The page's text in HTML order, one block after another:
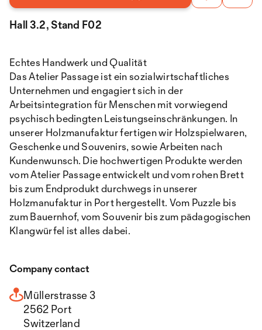
Hall 3.2, Stand F02
Echtes Handwerk und Qualität
Das Atelier Passage ist ein sozialwirtschaftliches
Unternehmen und engagiert sich in der
Arbeitsintegration für Menschen mit vorwiegend
psychisch bedingten Leistungseinschränkungen. In
unserer Holzmanufaktur fertigen wir Holzspielwaren,
Geschenke und Souvenirs, sowie Arbeiten nach
Kundenwunsch. Die hochwertigen Produkte werden
vom Atelier Passage entwickelt und vom rohen Brett
bis zum Endprodukt durchwegs in unserer
Holzmanufaktur in Port hergestellt. Vom Puzzle bis
zum Bauernhof, vom Souvenir bis zum pädagogischen
Klangwürfel ist alles dabei.
Company contact
Müllerstrasse 3
2562 Port
Switzerland